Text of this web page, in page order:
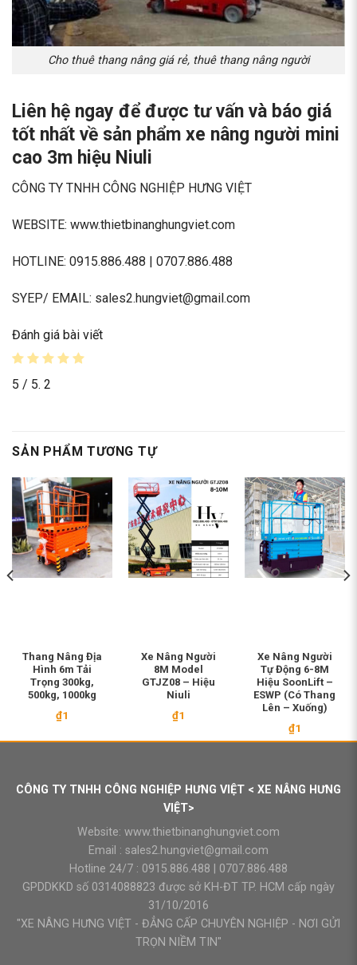
Cho thuê thang nâng giá rẻ, thuê thang nâng người
Liên hệ ngay để được tư vấn và báo giá
tốt nhất về sản phẩm xe nâng người mini
cao 3m hiệu Niuli
CÔNG TY TNHH CÔNG NGHIỆP HƯNG VIỆT
WEBSITE: www.thietbinanghungviet.com
HOTLINE: 0915.886.488 | 0707.886.488
SYEP/ EMAIL: sales2.hungviet@gmail.com
Đánh giá bài viết
5 / 5. 2
SẢN PHẨM TƯƠNG TỰ
Thang Nâng Địa
Hình 6m Tải
Trọng 300kg,
500kg, 1000kg
₫1
Xe Nâng Người
8M Model
GTJZ08 – Hiệu
Niuli
₫1
Xe Nâng Người
Tự Động 6-8M
Hiệu SoonLift –
ESWP (Có Thang
Lên – Xuống)
₫1
CÔNG TY TNHH CÔNG NGHIỆP HƯNG VIỆT < XE NÂNG HƯNG
VIỆT>
Website: www.thietbinanghungviet.com
Email : sales2.hungviet@gmail.com
Hotline 24/7 : 0915.886.488
0707.886.488
GPDDKKD số 0314088823 được sở KH-ĐT TP. HCM cấp ngày
31/10/2016
"XE NÂNG HƯNG VIỆT - ĐẲNG CẤP CHUYÊN NGHIỆP - NƠI GỬI
TRỌN NIỀM TIN"